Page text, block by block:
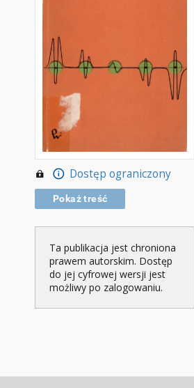
Dostęp ograniczony
Pokaż treść
Ta publikacja jest chroniona
prawem autorskim. Dostęp
do jej cyfrowej wersji jest
możliwy po zalogowaniu.